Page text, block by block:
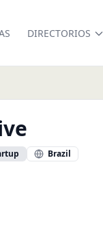
DIRECTORIOS
Brazil